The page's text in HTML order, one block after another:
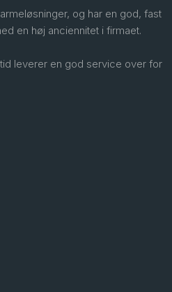
og har en god, fast
en høj anciennitet i firmaet.
leverer en god service over for